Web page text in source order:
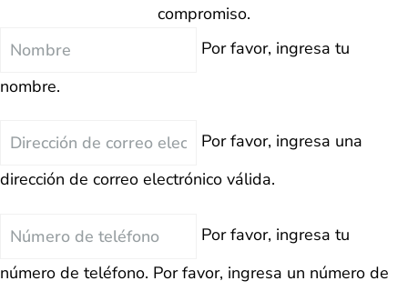
compromiso.
Nombre
Por favor, ingresa tu
nombre.
Correo
Por favor, ingresa una
dirección de correo electrónico válida.
Teléfono
Por favor, ingresa tu
número de teléfono. Por favor, ingresa un número de